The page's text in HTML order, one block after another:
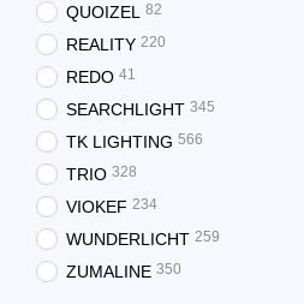
QUOIZEL 82
REALITY 220
REDO 41
SEARCHLIGHT 345
TK LIGHTING 566
TRIO 328
VIOKEF 234
WUNDERLICHT 259
ZUMALINE 350